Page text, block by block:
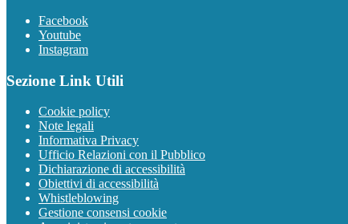
Facebook
Youtube
Instagram
Sezione Link Utili
Cookie policy
Note legali
Informativa Privacy
Ufficio Relazioni con il Pubblico
Dichiarazione di accessibilità
Obiettivi di accessibilità
Whistleblowing
Gestione consensi cookie